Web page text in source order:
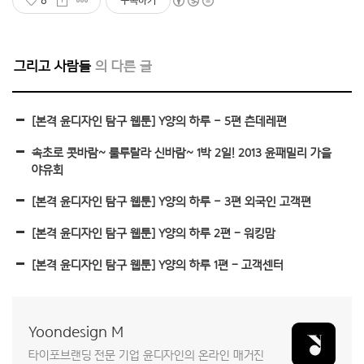
그리고 사람들
[본격 윤디자인 탐구 웹툰] Y양의 하루 – 5편 츤데레편
속초로 콧바람~ 룰루랄라 신바람~ 1박 2일! 2013 윤패밀리 가을
야유회
[본격 윤디자인 탐구 웹툰] Y양의 하루 – 3편 외국인 고객편
[본격 윤디자인 탐구 웹툰] Y양의 하루 2편 - 워킹맘
[본격 윤디자인 탐구 웹툰] Y양의 하루 1편 - 고객센터
Yoondesign M
타이포브랜딩 전문 기업 윤디자인의 온라인 매거진